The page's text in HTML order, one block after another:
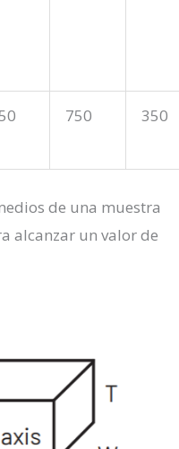
750 350
de una muestra
alcanzar un valor de